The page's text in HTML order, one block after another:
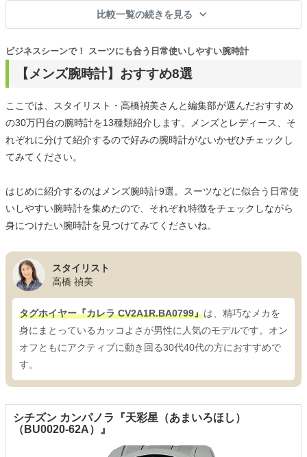
比較一覧の続きを見る
【メンズ腕時計】おすすめ8選
ビジネスシーンで！ スーツにも合う日常使いしやすい腕時計
ここでは、スタイリスト・高橋禎美さんと編集部が選んだおすすめ
の30万円台の腕時計を13種類紹介します。メンズとレディース、そ
れぞれに分けて紹介するので好みの腕時計がないかぜひチェックし
てみてください。
はじめに紹介するのはメンズ腕時計9選。スーツなどに似合う日常使
いしやすい腕時計を集めたので、それぞれ特徴をチェックしながら
身につけたい腕時計を見つけてみてくださいね。
スタイリスト
高橋 禎美
タグホイヤー『カレラ CV2A1R.BA0799』は、精巧なメカを
身にまとっているカッコよさが男性に人気のモデルです。オン
オフともにアクティブに動き回る30代40代の方におすすめで
す。
シチズン カンパノラ『天彩星（あまいろほし）
（BU0020-62A）』